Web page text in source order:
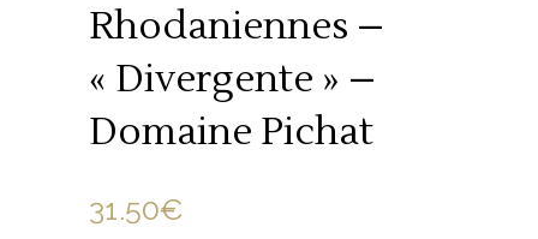
Rhodaniennes –
« Divergente » –
Domaine Pichat
31.50€